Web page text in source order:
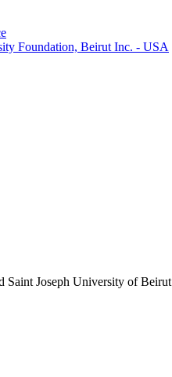
Foundation, Beirut Inc. - USA
Saint Joseph University of Beirut